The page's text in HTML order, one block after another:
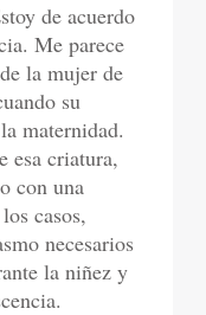
de acuerdo
Me parece
la mujer de
su
maternidad.
esa criatura,
con una
casos,
necesarios
la niñez y